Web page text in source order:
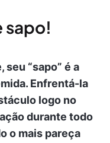
sapo!
“sapo” é a
Enfrentá-la
logo no
durante todo
o mais pareça